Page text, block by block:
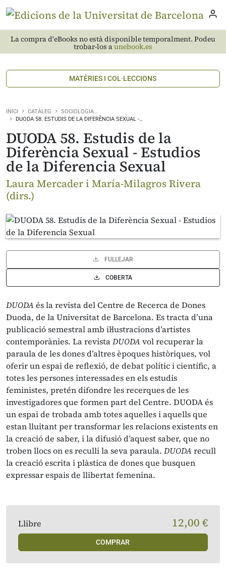
La compra d'eBooks no està disponible temporalment. Podeu
trobar-los aunebook.es
MATÈRIES I COL·LECCIONS
INICI CATÀLEG
SOCIOLOGIA…
DUODA 58. ESTUDIS DE LA DIFERÈNCIA SEXUAL -…
DUODA 58. Estudis de la
Diferència Sexual - Estudios
de la Diferencia Sexual
Laura Mercader i María-Milagros Rivera
(dirs.)
FULLEJAR
COBERTA
DUODAés la revista del Centre de Recerca de Dones
Duoda, de la Universitat de Barcelona. Es tracta d’una
publicació semestral amb il·lustracions d’artistes
contemporànies. La revistaDUODAvol recuperar la
paraula de les dones d’altres èpoques històriques, vol
oferir un espai de reflexió, de debat polític i científic, a
totes les persones interessades en els estudis
feministes, pretén difondre les recerques de les
investigadores que formen part del Centre. DUODA és
un espai de trobada amb totes aquelles i aquells que
estan lluitant per transformar les relacions existents en
la creació de saber, i la difusió d’aquest saber, que no
troben llocs on es reculli la seva paraula. DUODArecull
la creació escrita i plàstica de dones que busquen
expressar espais de llibertat femenina.
Llibre 12,00 €
COMPRAR